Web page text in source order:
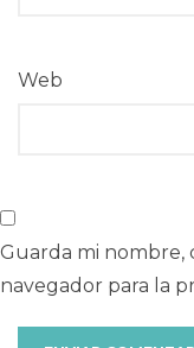
Web
Guarda mi nombre,
navegador para la